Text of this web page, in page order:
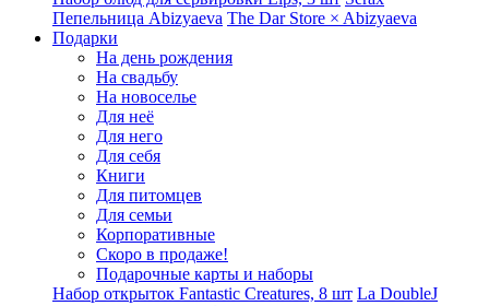
Пепельница Abizyaeva The Dar Store × Abizyaeva
Подарки
На день рождения
На свадьбу
На новоселье
Для неё
Для него
Для себя
Книги
Для питомцев
Для семьи
Корпоративные
Скоро в продаже!
Подарочные карты и наборы
Набор открыток Fantastic Creatures, 8 шт La DoubleJ